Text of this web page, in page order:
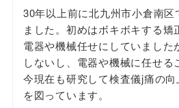
30年以上前に北九州市小倉南区
ました。初めはボキボキする矯
電器や機械任せにしていました
しないし、電器や機械に任せる
今現在も研究して検査儀j痛の
を図っています。